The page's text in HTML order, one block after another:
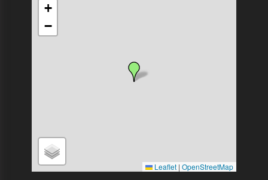
+
−
Leaflet | OpenStreetMap